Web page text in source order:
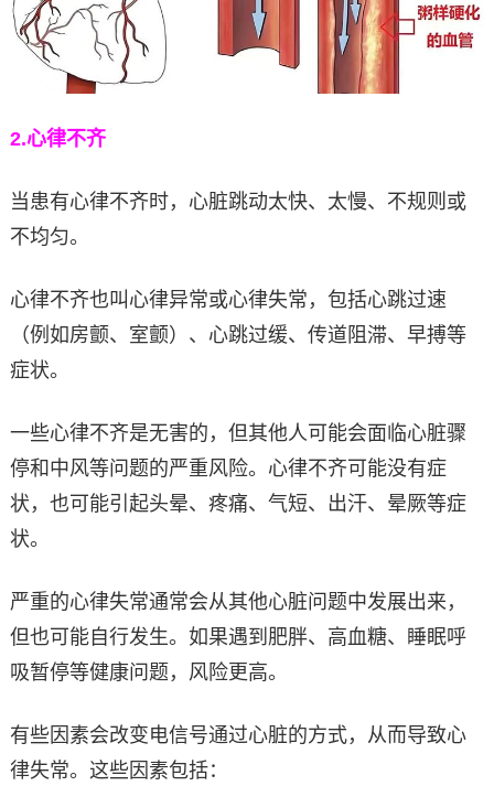
2.心律不齐
当患有心律不齐时，心脏跳动太快、太慢、不规则或
不均匀。
心律不齐也叫心律异常或心律失常，包括心跳过速
（例如房颤、室颤）、心跳过缓、传道阻滞、早搏等
症状。
一些心律不齐是无害的，但其他人可能会面临心脏骤
停和中风等问题的严重风险。心律不齐可能没有症
状，也可能引起头晕、疼痛、气短、出汗、晕厥等症
状。
严重的心律失常通常会从其他心脏问题中发展出来，
但也可能自行发生。如果遇到肥胖、高血糖、睡眠呼
吸暂停等健康问题，风险更高。
有些因素会改变电信号通过心脏的方式，从而导致心
律失常。这些因素包括：